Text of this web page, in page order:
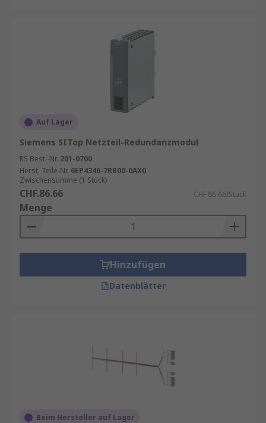
Auf Lager
Siemens SITop Netzteil-Redundanzmodul
RS Best.-Nr. 201-0700
Herst. Teile-Nr. 6EP4346-7RB00-0AX0
Zwischensumme (1 Stück)
CHF.86.66 CHF.86.66/Stück
Menge
Hinzufügen
Datenblätter
Beim Hersteller auf Lager